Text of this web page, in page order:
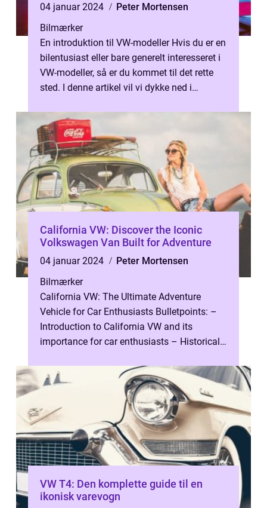
04 januar 2024
Peter Mortensen
Bilmærker
En introduktion til VW-modeller Hvis du er en
bilentusiast eller bare generelt interesseret i
VW-modeller, så er du kommet til det rette
sted. I denne artikel vil vi dykke ned i
California VW: Discover the Iconic
Volkswagen Van Built for Adventure
04 januar 2024
Peter Mortensen
Bilmærker
California VW: The Ultimate Adventure
Vehicle for Car Enthusiasts Bulletpoints: –
Introduction to California VW and its
importance for car enthusiasts – Historical
VW T4: Den komplette guide til en
ikonisk varevogn